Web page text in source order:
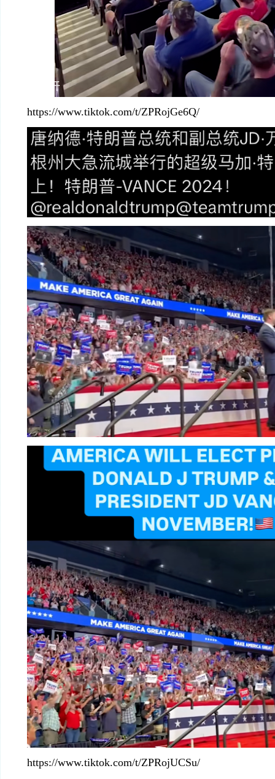
https://www.tiktok.com/t/ZPRojGe6Q/
https://www.tiktok.com/t/ZPRojUCSu/